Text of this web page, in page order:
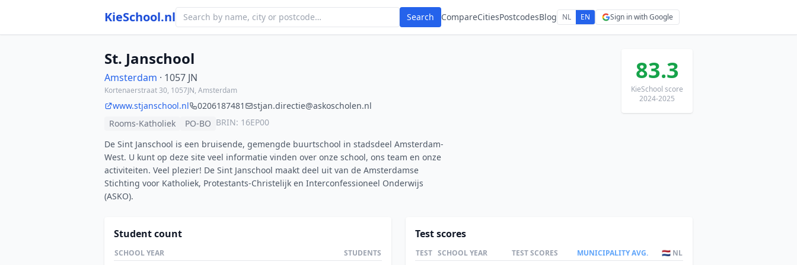
KieSchool.nl Search CompareCitiesPostcodesBlog NL EN Sign in with Google
St. Janschool
Amsterdam · 1057 JN
Kortenaerstraat 30, 1057JN, Amsterdam
www.stjanschool.nl 0206187481
stjan.directie@askoscholen.nl
Rooms-Katholiek
PO-BO BRIN: 16EP00
De Sint Janschool is een bruisende, gemengde buurtschool in stadsdeel Amsterdam-
West. U kunt op deze site veel informatie vinden over onze school, ons team en onze
activiteiten. Veel plezier! De Sint Janschool maakt deel uit van de Amsterdamse
Stichting voor Katholiek, Protestants-Christelijk en Interconfessioneel Onderwijs
(ASKO).
83.3
KieSchool score
2024-2025
Student count
SCHOOL YEAR STUDENTS
Test scores
TEST SCHOOL YEAR TEST SCORES MUNICIPALITY AVG. 🇳🇱 NL